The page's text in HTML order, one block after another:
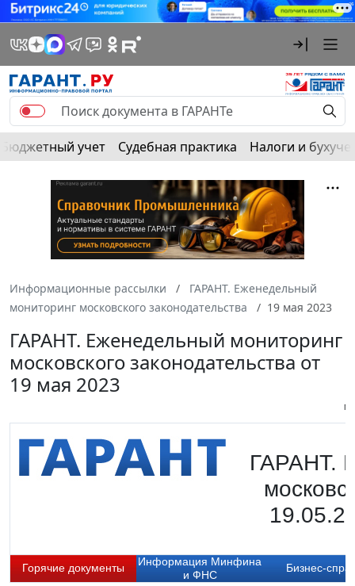
Бюджетный учет Судебная практика Налоги и
Информационные рассылки
ГАРАНТ. Еженедельный
мониторинг московского законодательства
19 мая 2023
ГАРАНТ. Еженедельный мониторинг
московского законодательства от
19 мая 2023
ГАРАНТ.
Горячие документы
Информация Минфина
и ФНС
Бизнес-